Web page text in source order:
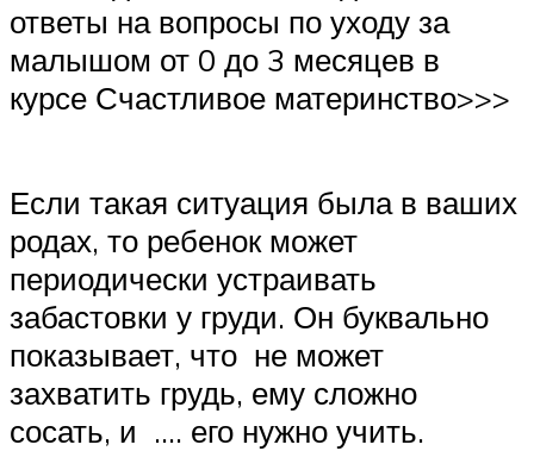
ответы на вопросы по уходу за
малышом от 0 до 3 месяцев в
курсе Счастливое материнство>>>
Если такая ситуация была в ваших
родах, то ребенок может
периодически устраивать
забастовки у груди. Он буквально
показывает, что не может
захватить грудь, ему сложно
сосать, и …. его нужно учить.